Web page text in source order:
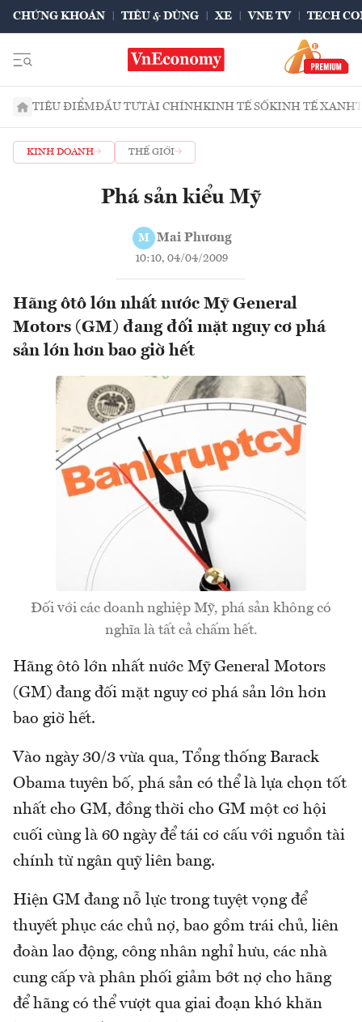
CHỨNG KHOÁN TIÊU & DÙNG XE VNE TV TECH
TIÊU ĐIỂMĐẦU TƯTÀI CHÍNHKINH TẾ SỐKINH TẾ XANH
KINH DOANH THẾ GIỚI
Phá sản kiểu Mỹ
M Mai Phương
10:10, 04/04/2009
Hãng ôtô lớn nhất nước Mỹ General
Motors (GM) đang đối mặt nguy cơ phá
sản lớn hơn bao giờ hết
Đối với các doanh nghiệp Mỹ, phá sản không có
nghĩa là tất cả chấm hết.
Hãng ôtô lớn nhất nước Mỹ General Motors
(GM) đang đối mặt nguy cơ phá sản lớn hơn
bao giờ hết.
Vào ngày 30/3 vừa qua, Tổng thống Barack
Obama tuyên bố, phá sản có thể là lựa chọn tốt
nhất cho GM, đồng thời cho GM một cơ hội
cuối cùng là 60 ngày để tái cơ cấu với nguồn tài
chính từ ngân quỹ liên bang.
Hiện GM đang nỗ lực trong tuyệt vọng để
thuyết phục các chủ nợ, bao gồm trái chủ, liên
đoàn lao động, công nhân nghỉ hưu, các nhà
cung cấp và phân phối giảm bớt nợ cho hãng
để hãng có thể vượt qua giai đoạn khó khăn